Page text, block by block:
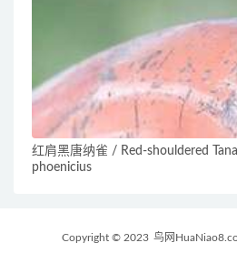
红肩黑唐纳雀 / Red-shouldered
phoenicius
Copyright © 2023 鸟网